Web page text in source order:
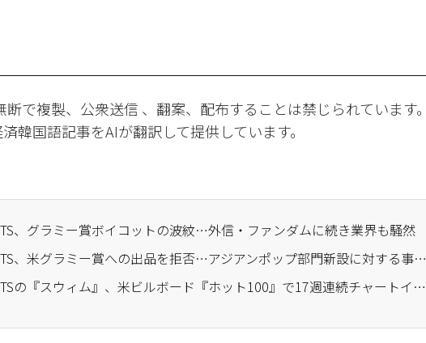
で複製、公衆送信 、翻案、配布することは禁じられています。
韓国語記事をAIが翻訳して提供しています。
、グラミー賞ボイコットの波紋…外信・ファンダムに続き業界も騒然
· BTS、米グラミー賞への出品を拒否…アジアンポップ部門新設に対する事実上のボイコット
· BTSの『スウィム』、米ビルボード『ホット100』で17週連続チャートイン中